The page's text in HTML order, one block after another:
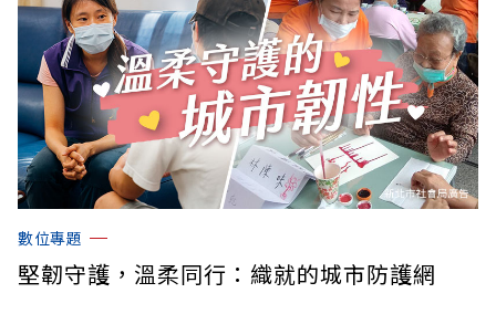
數位專題
堅韌守護，溫柔同行：織就的城市防護網